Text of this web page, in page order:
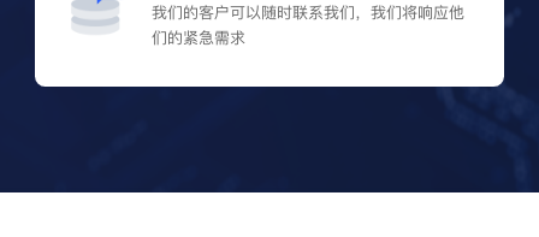
我们的客户可以随时联系我们，我们将响应他
们的紧急需求